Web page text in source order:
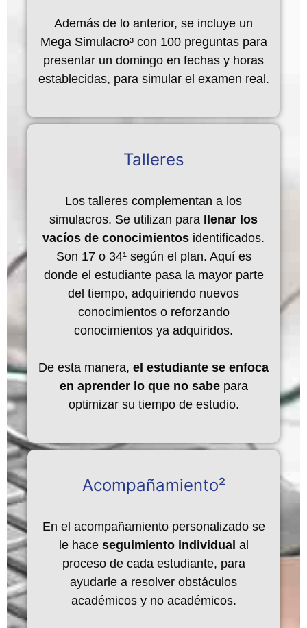
Además de lo anterior, se incluye un
Mega Simulacro³ con 100 preguntas para
presentar un domingo en fechas y horas
establecidas, para simular el examen real.
Talleres
Los talleres complementan a los
simulacros. Se utilizan para llenar los
vacíos de conocimientos identificados.
Son 17 o 34¹ según el plan. Aquí es
donde el estudiante pasa la mayor parte
del tiempo, adquiriendo nuevos
conocimientos o reforzando
conocimientos ya adquiridos.
De esta manera, el estudiante se enfoca
en aprender lo que no sabepara
optimizar su tiempo de estudio.
Acompañamiento²
En el acompañamiento personalizado se
le hace seguimiento individual al
proceso de cada estudiante, para
ayudarle a resolver obstáculos
académicos y no académicos.